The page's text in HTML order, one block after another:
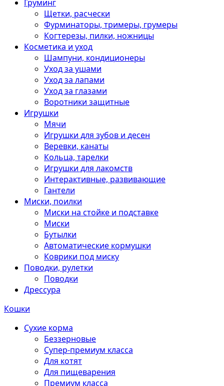
Груминг
Щетки, расчески
Фурминаторы, тримеры, грумеры
Когтерезы, пилки, ножницы
Косметика и уход
Шампуни, кондиционеры
Уход за ушами
Уход за лапами
Уход за глазами
Воротники защитные
Игрушки
Мячи
Игрушки для зубов и десен
Веревки, канаты
Кольца, тарелки
Игрушки для лакомств
Интерактивные, развивающие
Гантели
Миски, поилки
Миски на стойке и подставке
Миски
Бутылки
Автоматические кормушки
Коврики под миску
Поводки, рулетки
Поводки
Дрессура
Кошки
Сухие корма
Беззерновые
Супер-премиум класса
Для котят
Для пищеварения
Премиум класса